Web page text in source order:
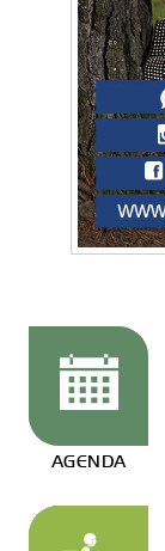
AGENDA